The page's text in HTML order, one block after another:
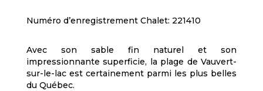
Numéro d’enregistrement Chalet: 221410
Avec son sable fin naturel et son
impressionnante superficie, la plage de Vauvert-
sur-le-lac est certainement parmi les plus belles
du Québec.